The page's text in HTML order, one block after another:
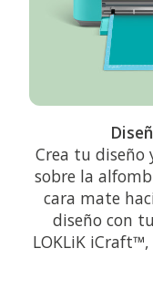
Crea tu diseño
sobre la
cara mate
diseño con
LOKLiK